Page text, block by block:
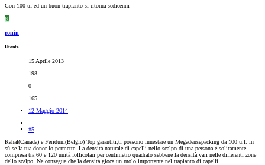
Con 100 uf ed un buon trapianto si ritorna sedicenni
R
ronin
Utente
15 Aprile 2013
198
0
165
12 Maggio 2014
#5
Rahal(Canada) e Feriduni(Belgio) Top garantiti,ti possono innestare un Megadensepacking da 100 u.f. in
sù se la tua donor lo permette, La densità naturale di capelli nello scalpo di una persona è solitamente
compresa tra 60 e 120 unità follicolari per centimetro quadrato sebbene la densità vari nelle differenti zone
dello scalpo. Ne consegue che la densità gioca un ruolo importante nel trapianto di capelli.